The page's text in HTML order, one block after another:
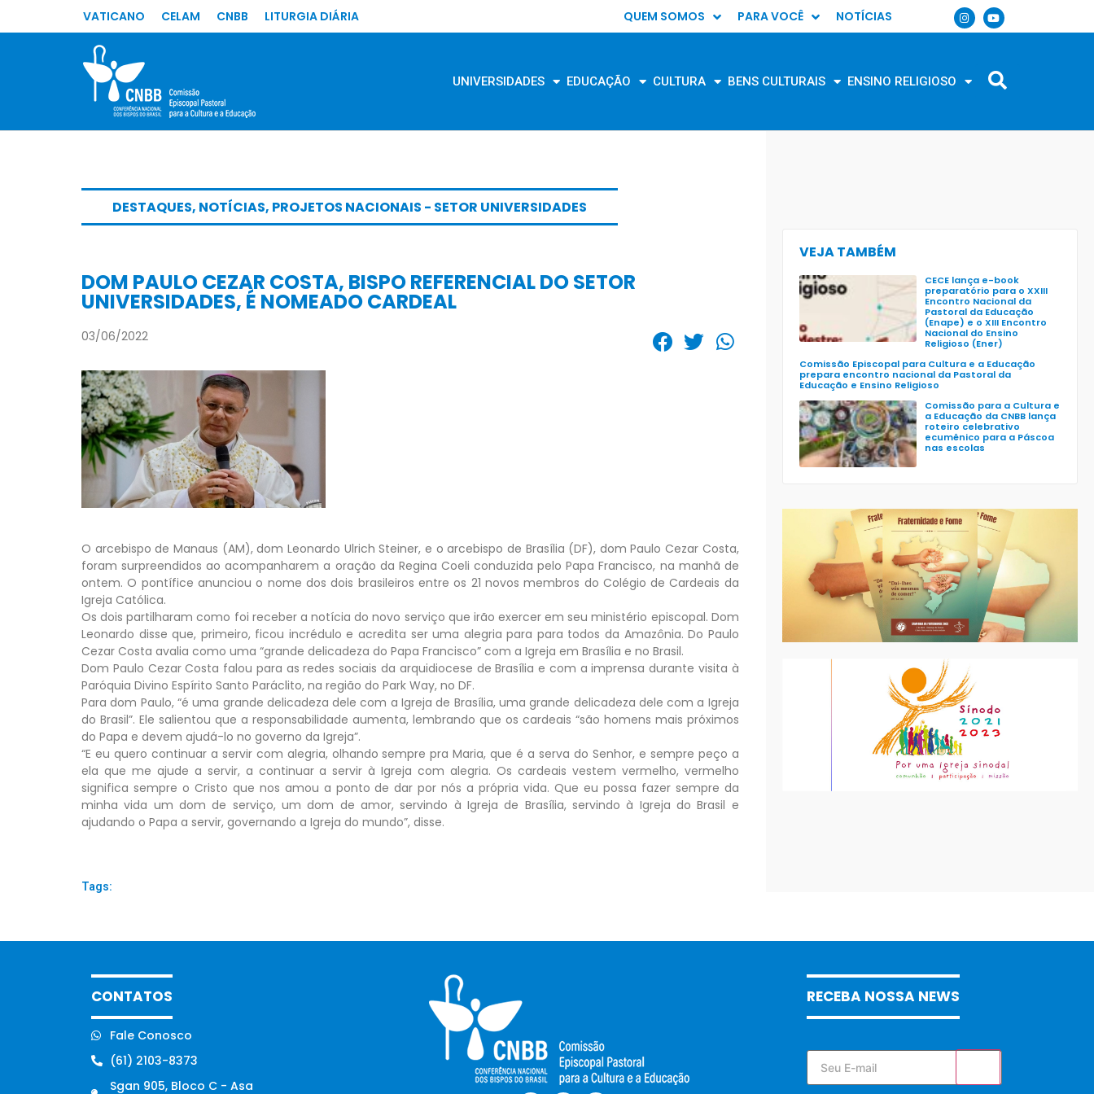
VATICANO CELAM CNBB LITURGIA DIÁRIA QUEM SOMOS PARA VOCÊ NOTÍCIAS
UNIVERSIDADES EDUCAÇÃO CULTURA BENS CULTURAIS ENSINO RELIGIOSO
DESTAQUES, NOTÍCIAS, PROJETOS NACIONAIS - SETOR UNIVERSIDADES
DOM PAULO CEZAR COSTA, BISPO REFERENCIAL DO SETOR
UNIVERSIDADES, É NOMEADO CARDEAL
03/06/2022
O arcebispo de Manaus (AM), dom Leonardo Ulrich Steiner, e o arcebispo de Brasília (DF), dom Paulo Cezar Costa,
foram surpreendidos ao acompanharem a oração da Regina Coeli conduzida pelo Papa Francisco, na manhã de
ontem. O pontífice anunciou o nome dos dois brasileiros entre os 21 novos membros do Colégio de Cardeais da
Igreja Católica.
Os dois partilharam como foi receber a notícia do novo serviço que irão exercer em seu ministério episcopal. Dom
Leonardo disse que, primeiro, ficou incrédulo e acredita ser uma alegria para para todos da Amazônia. Do Paulo
Cezar Costa avalia como uma “grande delicadeza do Papa Francisco” com a Igreja em Brasília e no Brasil.
Dom Paulo Cezar Costa falou para as redes sociais da arquidiocese de Brasília e com a imprensa durante visita à
Paróquia Divino Espírito Santo Paráclito, na região do Park Way, no DF.
Para dom Paulo, “é uma grande delicadeza dele com a Igreja de Brasília, uma grande delicadeza dele com a Igreja
do Brasil”. Ele salientou que a responsabilidade aumenta, lembrando que os cardeais “são homens mais próximos
do Papa e devem ajudá-lo no governo da Igreja”.
“E eu quero continuar a servir com alegria, olhando sempre pra Maria, que é a serva do Senhor, e sempre peço a
ela que me ajude a servir, a continuar a servir à Igreja com alegria. Os cardeais vestem vermelho, vermelho
significa sempre o Cristo que nos amou a ponto de dar por nós a própria vida. Que eu possa fazer sempre da
minha vida um dom de serviço, um dom de amor, servindo à Igreja de Brasília, servindo à Igreja do Brasil e
ajudando o Papa a servir, governando a Igreja do mundo”, disse.
Tags:
VEJA TAMBÉM
CECE lança e-book
preparatório para o XXIII
Encontro Nacional da
Pastoral da Educação
(Enape) e o XIII Encontro
Nacional do Ensino
Religioso (Ener)
Comissão Episcopal para Cultura e a Educação
prepara encontro nacional da Pastoral da
Educação e Ensino Religioso
Comissão para a Cultura e
a Educação da CNBB lança
roteiro celebrativo
ecumênico para a Páscoa
nas escolas
CONTATOS
Fale Conosco
(61) 2103-8373
Sgan 905, Bloco C - Asa
RECEBA NOSSA NEWS